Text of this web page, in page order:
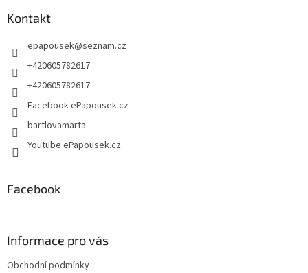
Kontakt
epapousek@seznam.cz
+420605782617
+420605782617
Facebook ePapousek.cz
bartlovamarta
Youtube ePapousek.cz
Facebook
Informace pro vás
Obchodní podmínky